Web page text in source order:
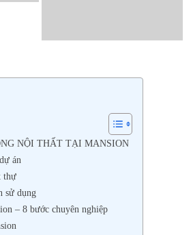
NỘI THẤT TẠI MANSION
án
thự
sử dụng
– 8 bước chuyên nghiệp